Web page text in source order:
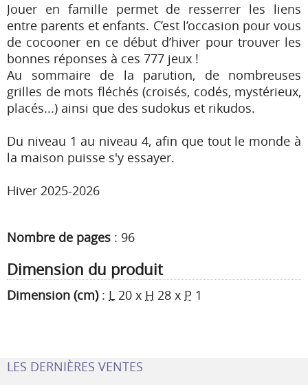
Jouer en famille permet de resserrer les liens
entre parents et enfants. C’est l’occasion pour vous
de cocooner en ce début d’hiver pour trouver les
bonnes réponses à ces 777 jeux !
Au sommaire de la parution, de nombreuses
grilles de mots fléchés (croisés, codés, mystérieux,
placés...) ainsi que des sudokus et rikudos.
Du niveau 1 au niveau 4, afin que tout le monde à
la maison puisse s'y essayer.
Hiver 2025-2026
Nombre de pages : 96
Dimension du produit
Dimension (cm): L 20 x H 28 x P 1
LES DERNIÈRES VENTES